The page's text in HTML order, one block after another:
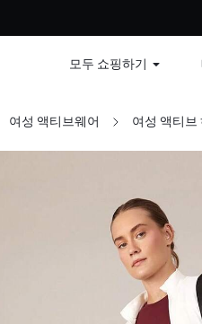
모두 쇼핑하기
여성 액티브웨어 여성 액티브